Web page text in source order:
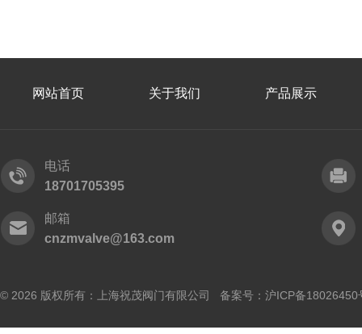
网站首页 关于我们 产品展示
电话
18701705395
邮箱
cnzmvalve@163.com
© 2026 版权所有：上海祝茂阀门有限公司 备案号： 沪ICP备18026450